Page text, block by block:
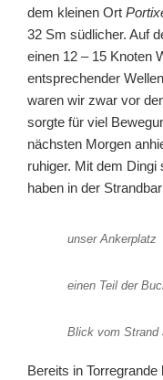
dem kleinen Ort
32 Sm südlicher. Auf
einen 12 – 15 Knoten
entsprechender
waren wir zwar vor
sorgte für viel
nächsten Morgen
ruhiger. Mit dem
haben in der
unser Ankerplatz
einen Teil der
Blick vom Strand
Bereits in